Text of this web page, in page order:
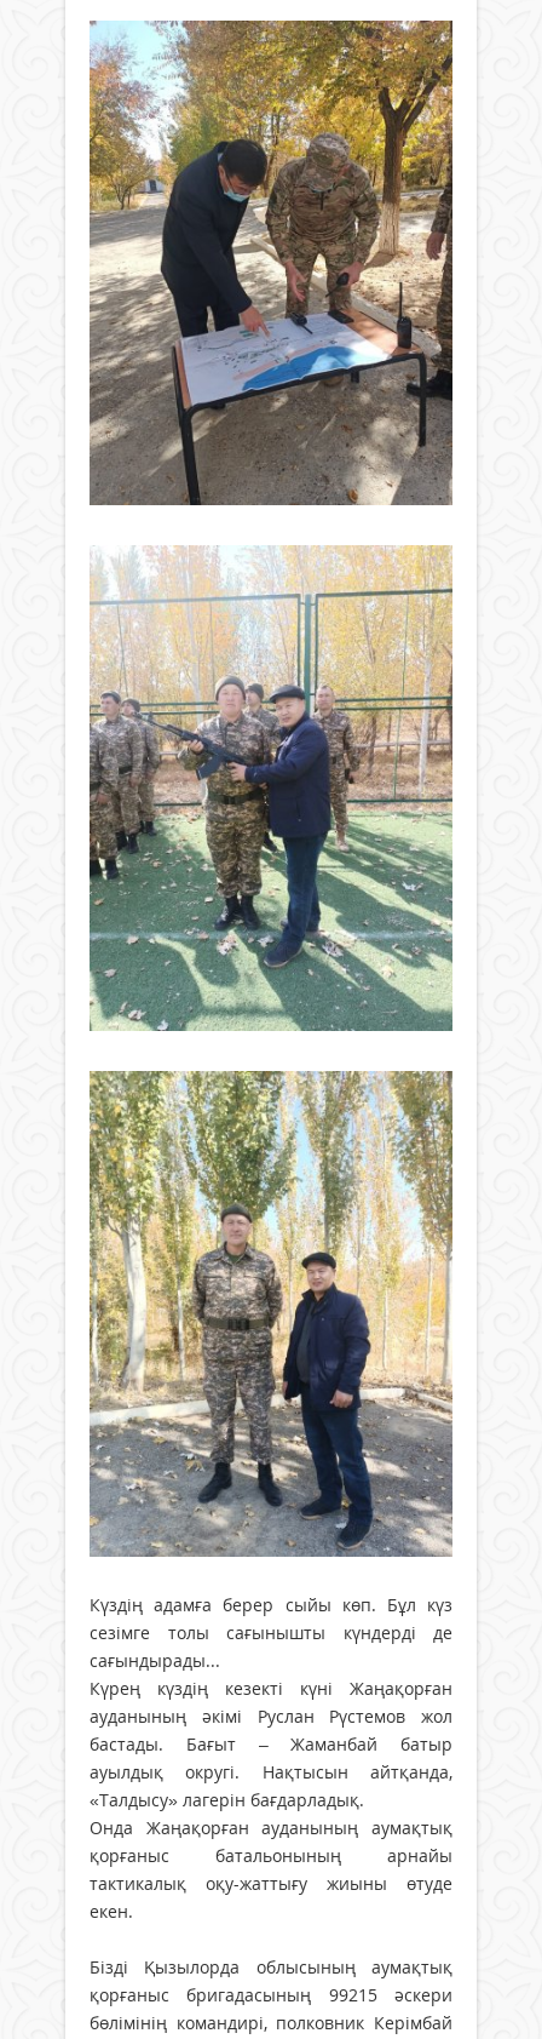
Күздің адамға берер сыйы көп. Бұл күз
сезімге толы сағынышты күндерді де
сағындырады...
Күрең күздің кезекті күні Жаңақорған
ауданының әкімі Руслан Рүстемов жол
бастады. Бағыт – Жаманбай батыр
ауылдық округі. Нақтысын айтқанда,
«Талдысу» лагерін бағдарладық.
Онда Жаңақорған ауданының аумақтық
қорғаныс батальонының арнайы
тактикалық оқу-жаттығу жиыны өтуде
екен.
Бізді Қызылорда облысының аумақтық
қорғаныс бригадасының 99215 әскери
бөлімінің командирі, полковник Керімбай